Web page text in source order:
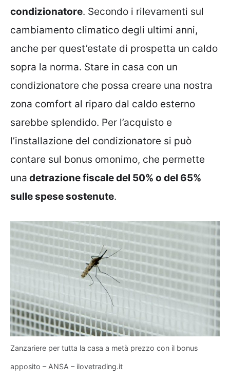
condizionatore. Secondo i rilevamenti sul
cambiamento climatico degli ultimi anni,
anche per quest’estate di prospetta un caldo
sopra la norma. Stare in casa con un
condizionatore che possa creare una nostra
zona comfort al riparo dal caldo esterno
sarebbe splendido. Per l’acquisto e
l’installazione del condizionatore si può
contare sul bonus omonimo, che permette
una detrazione fiscale del 50% o del 65%
sulle spese sostenute.
Zanzariere per tutta la casa a metà prezzo con il bonus
apposito – ANSA – ilovetrading.it